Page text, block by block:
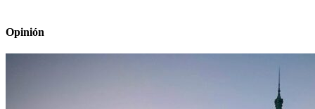
Opinión